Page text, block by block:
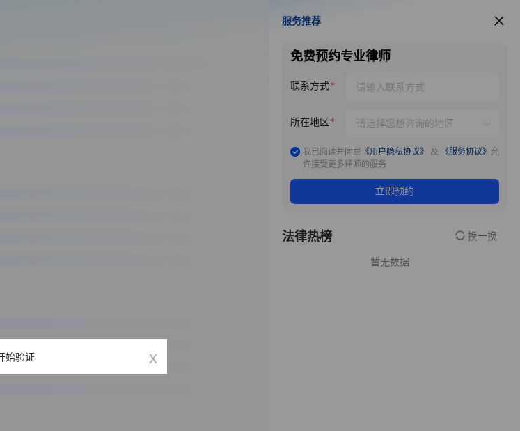
服务推荐
服务推荐
免费预约专业律师
联系方式
所在地区
我已阅读并同意 《用户隐私协议》 及 《服务协议》 允
许接受更多律师的服务
立即预约
法律热榜 换一换
暂无数据
始验证 x